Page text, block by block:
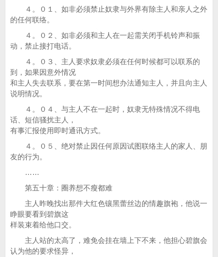
４。０１、如非必须禁止奴隶与外界有除主人和亲人之外
的任何联络。
４。０２、如非必须和主人在一起需关闭手机铃声和振
动，禁止接打电话。
４。０３、主人要求奴隶必须在任何时候都可以联系的
到，如果因意外情况
和主人失去联系，要在第一时间想办法通知主人，并且向主人
说明情况。
４。０４、与主人不在一起时，奴隶无特殊情况不得电
话、短信骚扰主人，
有事汇报使用即时通讯方式。
４。０５、绝对禁止因任何原因试图联络主人的家人、朋
友的行为。
……
第五十章：圈养想不瘦都难
主人昨晚找出那件大红色镶黑蕾丝边的情趣旗袍，他说一
睁眼要看到碧旗这
样装束着给他口交。
主人站的太高了，难免会挂在墙上下不来，他担心碧旗会
认为他的要求怪异，